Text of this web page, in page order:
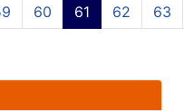
60 61 62 63